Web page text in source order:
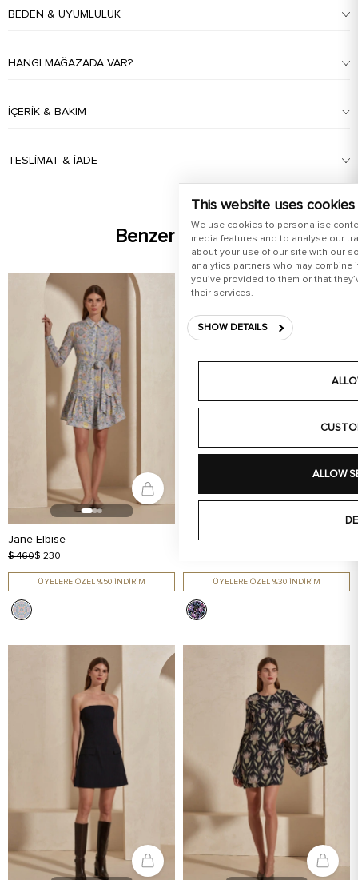
This website uses cookies
We use cookies to personalise
media features and to analyse our
about your use of our site with our
analytics partners who may
you’ve provided to them or that
their services.
SHOW DETAILS
ALLOW
BEDEN & UYUMLULUK
HANGI MAĞAZADA VAR?
İÇERIK & BAKIM
TESLIMAT & İADE
Benzer Ürünler
Jane Elbise
$ 460$ 230
ÜYELERE ÖZEL %50 İNDİRİM
Annabell Uzun Elbise
ÜYELERE ÖZEL %30 İNDİRİM